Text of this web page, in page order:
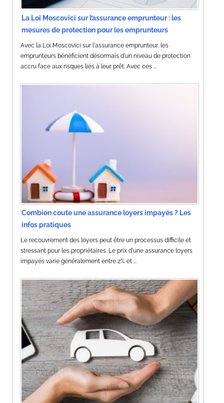
La Loi Moscovici sur l’assurance emprunteur : les
mesures de protection pour les emprunteurs
Avec la Loi Moscovici sur l'assurance emprunteur, les
emprunteurs bénéficient désormais d'un niveau de protection
accru face aux risques liés à leur prêt. Avec ces ...
Combien coute une assurance loyers impayés ? Les
infos pratiques
Le recouvrement des loyers peut être un processus difficile et
stressant pour les propriétaires. Le prix d'une assurance loyers
impayés varie généralement entre 2% et ...